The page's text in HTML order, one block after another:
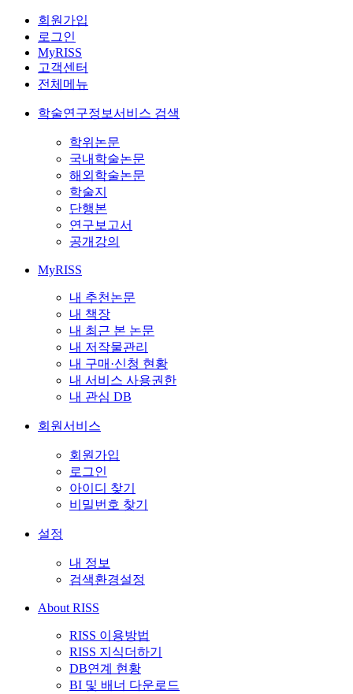
회원가입
로그인
MyRISS
고객센터
전체메뉴
학술연구정보서비스 검색
학위논문
국내학술논문
해외학술논문
학술지
단행본
연구보고서
공개강의
MyRISS
내 추천논문
내 책장
내 최근 본 논문
내 저작물관리
내 구매·신청 현황
내 서비스 사용권한
내 관심 DB
회원서비스
회원가입
로그인
아이디 찾기
비밀번호 찾기
설정
내 정보
검색환경설정
About RISS
RISS 이용방법
RISS 지식더하기
DB연계 현황
BI 및 배너 다운로드